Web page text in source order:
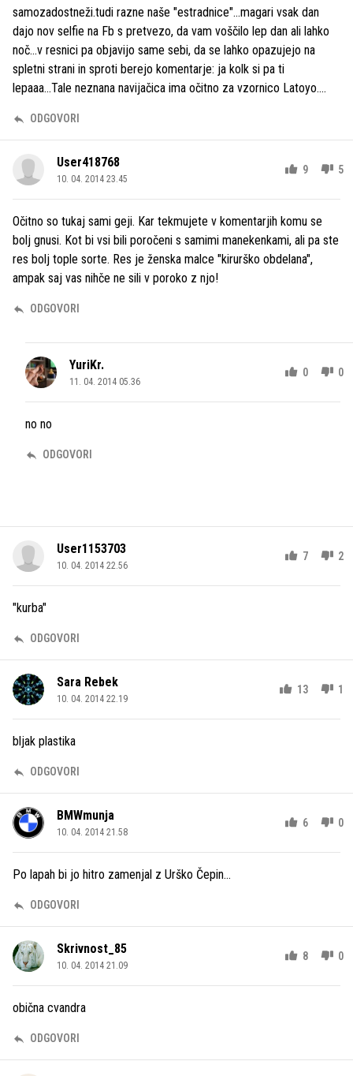
samozadostneži.tudi razne naše "estradnice"...magari vsak dan
dajo nov selfie na Fb s pretvezo, da vam voščilo lep dan ali lahko
noč...v resnici pa objavijo same sebi, da se lahko opazujejo na
spletni strani in sproti berejo komentarje: ja kolk si pa ti
lepaaa...Tale neznana navijačica ima očitno za vzornico Latoyo....
ODGOVORI
User418768
10. 04. 2014 23.45
9 5
Očitno so tukaj sami geji. Kar tekmujete v komentarjih komu se
bolj gnusi. Kot bi vsi bili poročeni s samimi manekenkami, ali pa ste
res bolj tople sorte. Res je ženska malce "kirurško obdelana",
ampak saj vas nihče ne sili v poroko z njo!
ODGOVORI
YuriKr.
11. 04. 2014 05.36
0 0
no no
ODGOVORI
User1153703
10. 04. 2014 22.56
7 2
"kurba"
ODGOVORI
Sara Rebek
10. 04. 2014 22.19
13 1
bljak plastika
ODGOVORI
BMWmunja
10. 04. 2014 21.58
6 0
Po lapah bi jo hitro zamenjal z Urško Čepin...
ODGOVORI
Skrivnost_85
10. 04. 2014 21.09
8 0
obična cvandra
ODGOVORI